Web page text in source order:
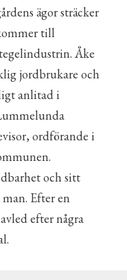
ägor sträcker
till
Åke
jordbrukare och
anlitad i
ordförande i
och sitt
Efter en
efter några